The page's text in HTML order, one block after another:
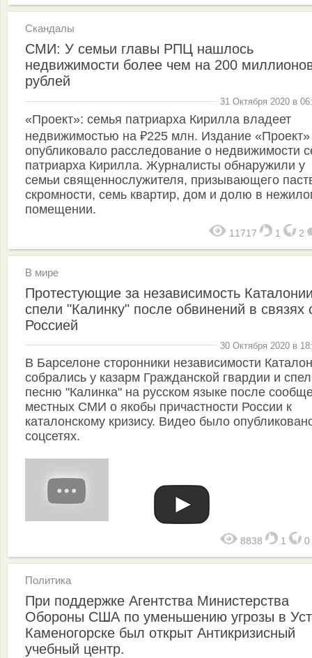
Скандалы
СМИ: У семьи главы РПЦ нашлось
недвижимости более чем на 200
рублей
31 Октября 2020 в
«Проект»: семья патриарха Кирилла владеет
недвижимостью на ₽225 млн. Издание «Проект»
опубликовало расследование о недвижимости
патриарха Кирилла. Журналисты обнаружили у
семьи священнослужителя, призывающего
скромности, семь квартир, дом и долю в
помещении.
11717 1 2
В мире
Протестующие за независимость
спели "Калинку" после обвинений в связях
Россией
30 Октября 2020 в
В Барселоне сторонники независимости
собрались у казарм Гражданской гвардии и
песню "Калинка" на русском языке после
местных СМИ о якобы причастности России к
каталонскому кризису. Видео было
соцсетях.
8838 1 0
Политика
При поддержке Агентства Министерства
Обороны США по уменьшению угрозы в
Каменогорске был открыт Антикризисный
учебный центр.